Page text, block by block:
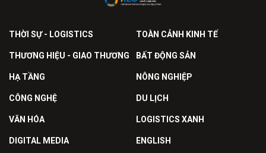
THỜI SỰ - LOGISTICS TOÀN CẢNH KINH TẾ
THƯƠNG HIỆU - GIAO THƯƠNG BẤT ĐỘNG SẢN
HẠ TẦNG NÔNG NGHIỆP
CÔNG NGHỆ DU LỊCH
VĂN HÓA LOGISTICS XANH
DIGITAL MEDIA ENGLISH